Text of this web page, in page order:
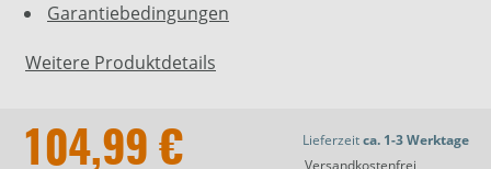
Garantiebedingungen
Weitere Produktdetails
104,99 € Lieferzeitca. 1-3 Werktage
Versandkostenfrei